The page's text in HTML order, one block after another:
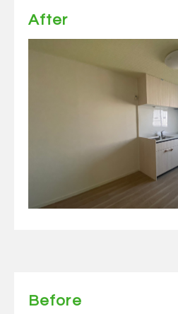
After
Before